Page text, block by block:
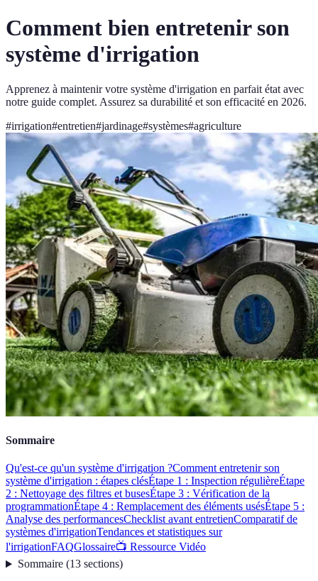
Comment bien entretenir son
système d'irrigation
Apprenez à maintenir votre système d'irrigation en parfait état avec
notre guide complet. Assurez sa durabilité et son efficacité en 2026.
#irrigation#entretien#jardinage#systèmes#agriculture
Sommaire
Qu'est-ce qu'un système d'irrigation ?Comment entretenir son
système d'irrigation : étapes clésÉtape 1 : Inspection régulièreÉtape
2 : Nettoyage des filtres et busesÉtape 3 : Vérification de la
programmationÉtape 4 : Remplacement des éléments usésÉtape 5 :
Analyse des performancesChecklist avant entretienComparatif de
systèmes d'irrigationTendances et statistiques sur
l'irrigationFAQGlossaire📺 Ressource Vidéo
Sommaire(13 sections)